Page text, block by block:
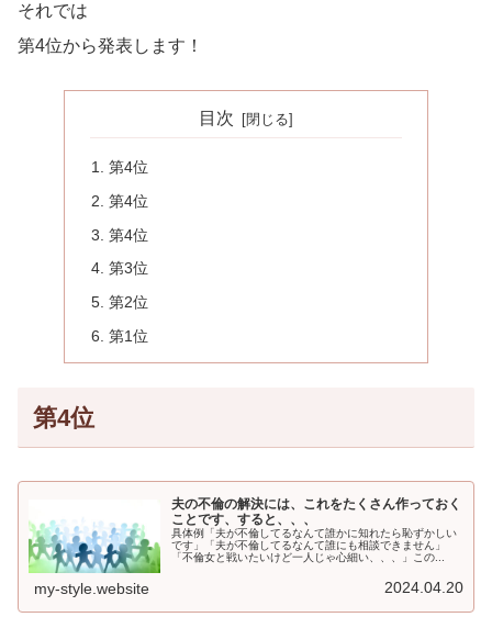
それでは
第4位から発表します！
目次
第4位
第4位
第4位
第3位
第2位
第1位
第4位
夫の不倫の解決には、これをたくさん作っておく
ことです、すると、、、
具体例「夫が不倫してるなんて誰かに知れたら恥ずかしい
です」「夫が不倫してるなんて誰にも相談できません」
「不倫女と戦いたいけど一人じゃ心細い、、、」この...
my-style.website 2024.04.20